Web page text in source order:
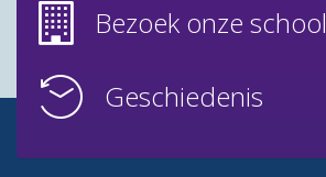
Bezoek onze school
Geschiedenis